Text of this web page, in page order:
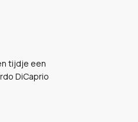
tijdje een
DiCaprio